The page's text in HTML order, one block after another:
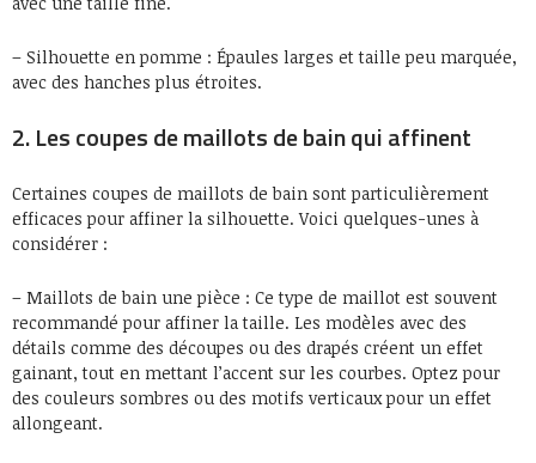
– Silhouette en pomme : Épaules larges et taille peu marquée,
avec des hanches plus étroites.
2. Les coupes de maillots de bain qui affinent
Certaines coupes de maillots de bain sont particulièrement
efficaces pour affiner la silhouette. Voici quelques-unes à
considérer :
– Maillots de bain une pièce : Ce type de maillot est souvent
recommandé pour affiner la taille. Les modèles avec des
détails comme des découpes ou des drapés créent un effet
gainant, tout en mettant l’accent sur les courbes. Optez pour
des couleurs sombres ou des motifs verticaux pour un effet
allongeant.